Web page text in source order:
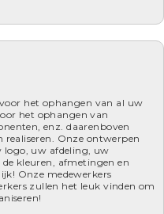
het ophangen van al uw
het ophangen van
enz. daarenboven
Onze ontwerpen
logo, uw afdeling, uw
kleuren, afmetingen en
Onze medewerkers
zullen het leuk vinden om